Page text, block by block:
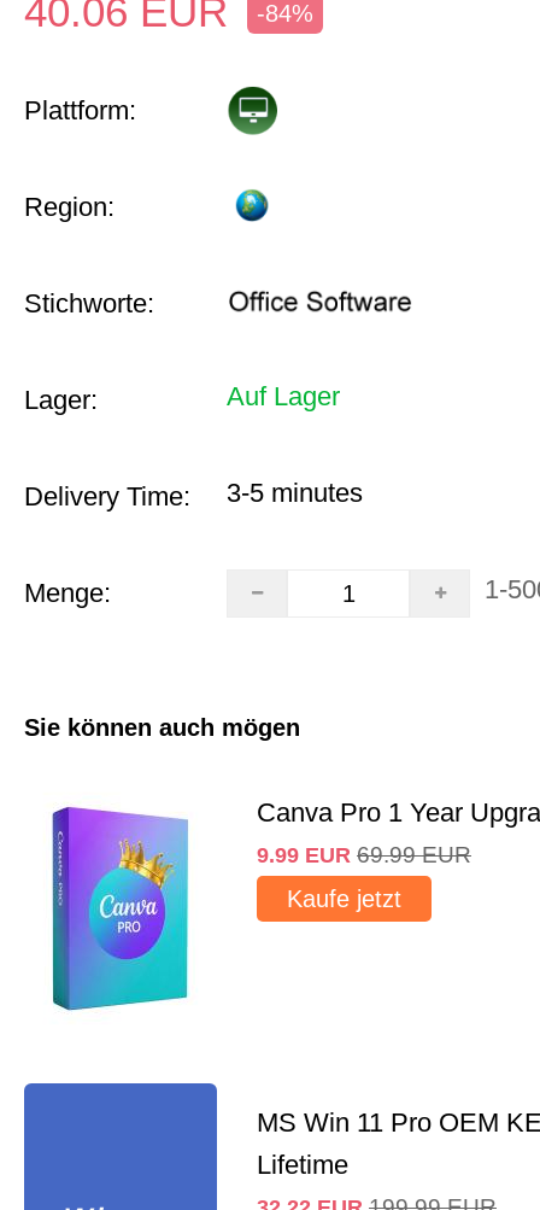
40.06 EUR -84%
Plattform:
Region:
Stichworte:
Lager: Auf Lager
Delivery Time: 3-5 minutes
Menge: 1-
Sie können auch mögen
Canva Pro 1 Year
9.99 EUR 69.99 EUR
Kaufe jetzt
MS Win 11 Pro OEM
Lifetime